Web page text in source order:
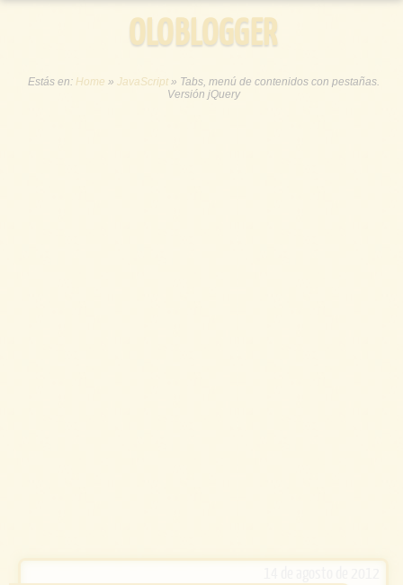
OLOBLOGGER
Estás en: Home » JavaScript » Tabs, menú de contenidos con pestañas.
Versión jQuery